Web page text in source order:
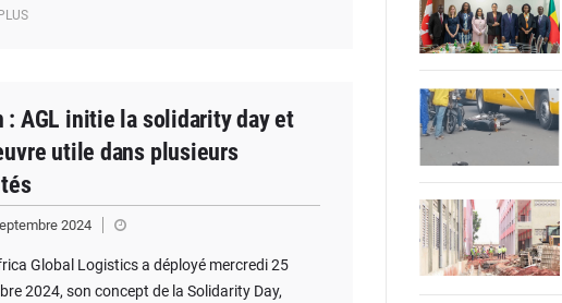
: AGL initie la solidarity day et
utile dans plusieurs
2024
Global Logistics a déployé mercredi 25
2024, son concept de la Solidarity Day,
© Assemblée Nationale